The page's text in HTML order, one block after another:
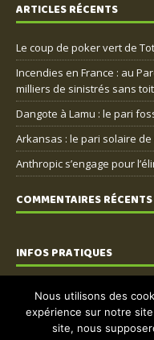
ARTICLES RÉCENTS
Le coup de poker vert de
Incendies en France : au
milliers de sinistrés sans toit
Dangote à Lamu : le pari
Arkansas : le pari solaire
Anthropic s’engage pour
COMMENTAIRES RÉCENTS
INFOS PRATIQUES
Nous contacter
Mentions légales
Nous utilisons des
expérience sur notre
site, nous